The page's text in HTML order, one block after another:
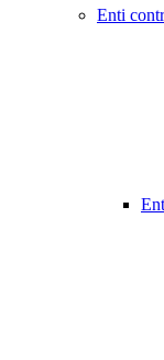
Enti